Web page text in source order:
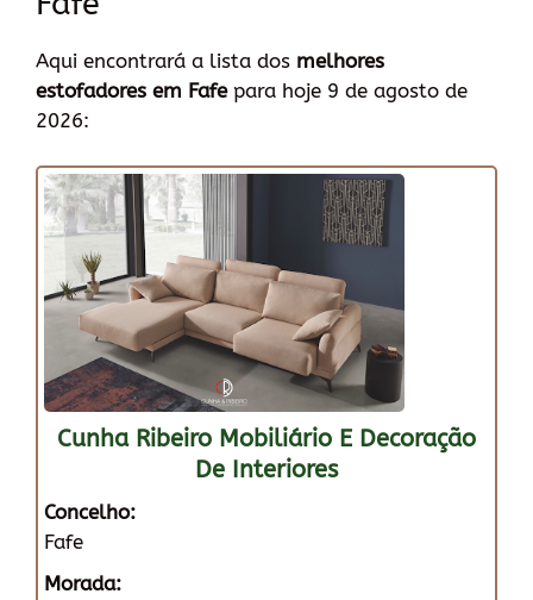
Aqui encontrará a lista dos melhores
estofadores em Fafepara hoje 9 de agosto de
2026:
Cunha Ribeiro Mobiliário E Decoração
De Interiores
Concelho:
Fafe
Morada: